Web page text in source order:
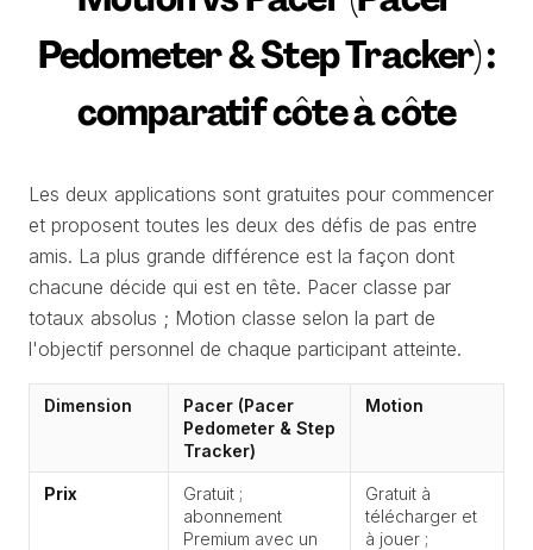
Pedometer & Step Tracker) :
comparatif côte à côte
Les deux applications sont gratuites pour commencer
et proposent toutes les deux des défis de pas entre
amis. La plus grande différence est la façon dont
chacune décide qui est en tête. Pacer classe par
totaux absolus ; Motion classe selon la part de
l'objectif personnel de chaque participant atteinte.
Dimension
Pacer (Pacer
Pedometer & Step
Tracker)
Motion
Prix
Gratuit ;
abonnement
Premium avec un
Gratuit à
télécharger et
à jouer ;